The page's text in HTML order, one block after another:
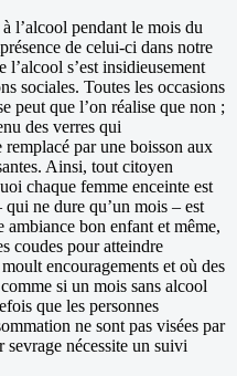
l’alcool pendant le mois du
de celui-ci dans notre
s’est insidieusement
sociales. Toutes les occasions
peut que l’on réalise que non ;
des verres qui
remplacé par une boisson aux
Ainsi, tout citoyen
chaque femme enceinte est
ne dure qu’un mois – est
ambiance bon enfant et même,
coudes pour atteindre
encouragements et où des
si un mois sans alcool
que les personnes
ne sont pas visées par
sevrage nécessite un suivi